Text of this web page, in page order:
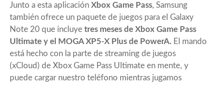
Junto a esta aplicación Xbox Game Pass, Samsung
también ofrece un paquete de juegos para el Galaxy
Note 20 que incluye tres meses de Xbox Game Pass
Ultimate y el MOGA XP5-X Plus de PowerA. El mando
está hecho con la parte de streaming de juegos
(xCloud) de Xbox Game Pass Ultimate en mente, y
puede cargar nuestro teléfono mientras jugamos